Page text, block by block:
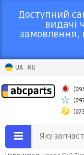
Доступний
видачі
замовлення,
UA RU
Яку